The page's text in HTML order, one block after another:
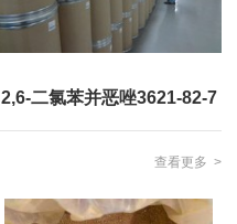
2,6-二氯苯并恶唑3621-82-7
查看更多 >